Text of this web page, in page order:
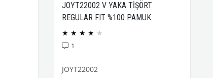
JOYT22002 V YAKA TİŞÖRT
REGULAR FIT %100 PAMUK
COMPACK PENYE
★ ★ ★ ★ ★
1
JOYT22002